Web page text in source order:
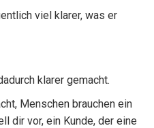
viel klarer, was er
klarer gemacht.
Menschen brauchen ein
dir vor, ein Kunde, der eine